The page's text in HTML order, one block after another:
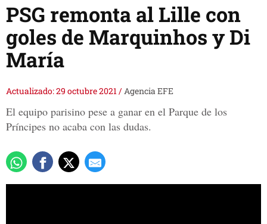
PSG remonta al Lille con
goles de Marquinhos y Di
María
Actualizado: 29 octubre 2021/Agencia EFE
El equipo parisino pese a ganar en el Parque de los
Príncipes no acaba con las dudas.